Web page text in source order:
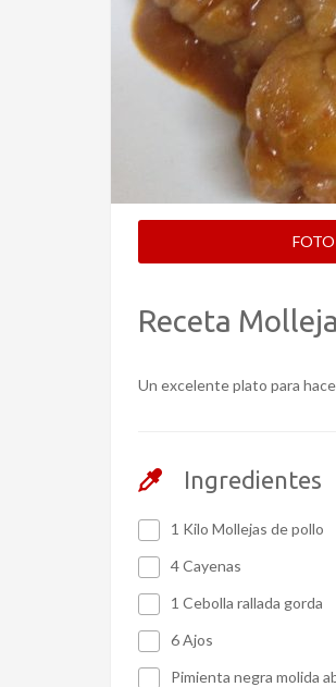
Receta
Un excelente plato para
Ingredientes
1 Kilo Mollejas de pollo
4 Cayenas
1 Cebolla rallada gorda
6 Ajos
Pimienta negra molida